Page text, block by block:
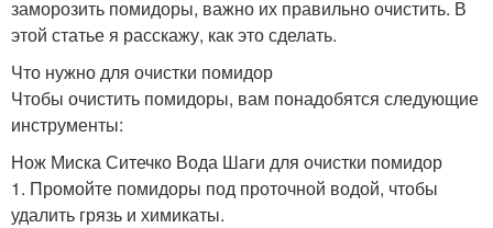
заморозить помидоры, важно их правильно очистить. В
этой статье я расскажу, как это сделать.
Что нужно для очистки помидор
Чтобы очистить помидоры, вам понадобятся следующие
инструменты:
Нож Миска Ситечко Вода Шаги для очистки помидор
1. Промойте помидоры под проточной водой, чтобы
удалить грязь и химикаты.